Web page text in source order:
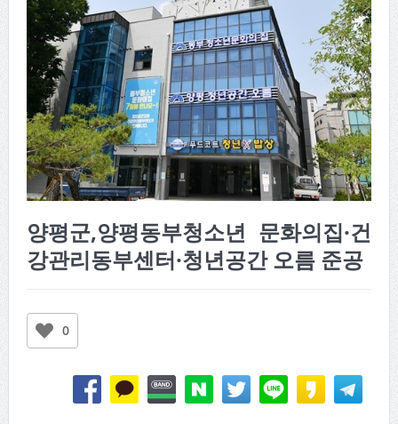
양평군,양평동부청소년 문화의집·건
강관리동부센터·청년공간 오름 준공
0